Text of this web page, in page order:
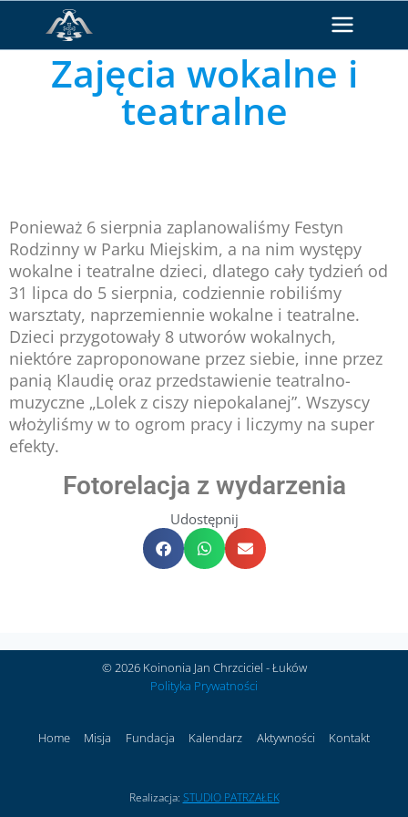
Zajęcia wokalne i
teatralne
Ponieważ 6 sierpnia zaplanowaliśmy Festyn
Rodzinny w Parku Miejskim, a na nim występy
wokalne i teatralne dzieci, dlatego cały tydzień od
31 lipca do 5 sierpnia, codziennie robiliśmy
warsztaty, naprzemiennie wokalne i teatralne.
Dzieci przygotowały 8 utworów wokalnych,
niektóre zaproponowane przez siebie, inne przez
panią Klaudię oraz przedstawienie teatralno-
muzyczne „Lolek z ciszy niepokalanej”. Wszyscy
włożyliśmy w to ogrom pracy i liczymy na super
efekty.
Fotorelacja z wydarzenia
Udostępnij
© 2026 Koinonia Jan Chrzciciel - Łuków
Polityka Prywatności
Home Misja Fundacja Kalendarz Aktywności Kontakt
Realizacja: STUDIO PATRZAŁEK